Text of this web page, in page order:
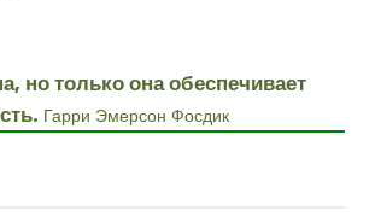
но только она обеспечивает
Гарри Эмерсон Фосдик